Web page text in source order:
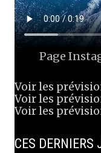
Page
Voir les
Voir les
Voir les
CES DERNIERS